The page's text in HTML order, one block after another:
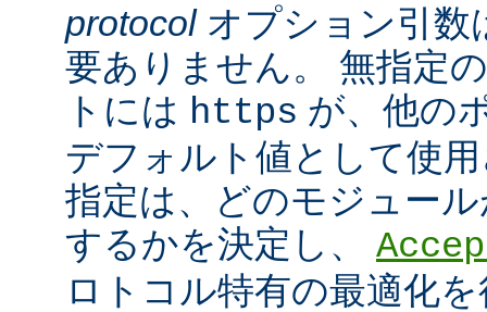
protocolオプション引数
要ありません。 無指定
トには https が、他の
デフォルト値として使
指定は、どのモジュー
するかを決定し、
ロトコル特有の最適化